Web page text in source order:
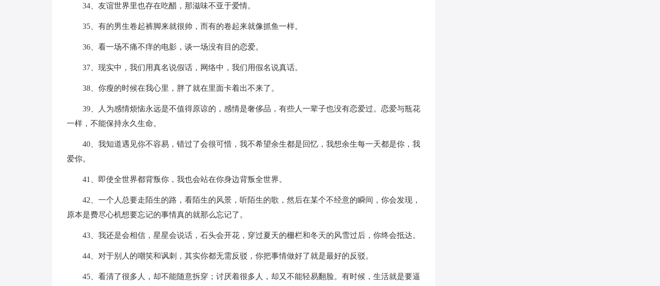
34、友谊世界里也存在吃醋，那滋味不亚于爱情。
35、有的男生卷起裤脚来就很帅，而有的卷起来就像抓鱼一样。
36、看一场不痛不痒的电影，谈一场没有目的恋爱。
37、现实中，我们用真名说假话，网络中，我们用假名说真话。
38、你瘦的时候在我心里，胖了就在里面卡着出不来了。
39、人为感情烦恼永远是不值得原谅的，感情是奢侈品，有些人一辈子也没有恋爱过。恋爱与瓶花
一样，不能保持永久生命。
40、我知道遇见你不容易，错过了会很可惜，我不希望余生都是回忆，我想余生每一天都是你，我
爱你。
41、即使全世界都背叛你，我也会站在你身边背叛全世界。
42、一个人总要走陌生的路，看陌生的风景，听陌生的歌，然后在某个不经意的瞬间，你会发现，
原本是费尽心机想要忘记的事情真的就那么忘记了。
43、我还是会相信，星星会说话，石头会开花，穿过夏天的栅栏和冬天的风雪过后，你终会抵达。
44、对于别人的嘲笑和讽刺，其实你都无需反驳，你把事情做好了就是最好的反驳。
45、看清了很多人，却不能随意拆穿；讨厌着很多人，却又不能轻易翻脸。有时候，生活就是要逼